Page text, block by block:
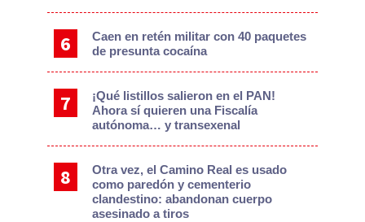
Caen en retén militar con 40 paquetes
de presunta cocaína
¡Qué listillos salieron en el PAN!
Ahora sí quieren una Fiscalía
autónoma… y transexenal
Otra vez, el Camino Real es usado
como paredón y cementerio
clandestino: abandonan cuerpo
asesinado a tiros